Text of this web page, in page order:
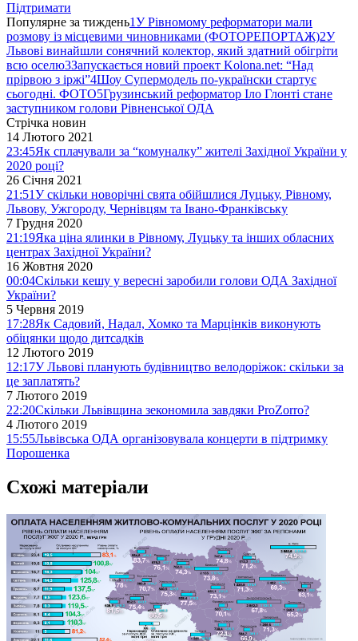
Підтримати
Популярне за тиждень1У Рівномому реформатори мали
розмову із місцевими чиновниками (ФОТОРЕПОРТАЖ)2У
Львові винайшли сонячний колектор, який здатний обігріти
всю оселю3Запускається новий проект Kolona.net: “Над
прірвою з іржі”4Шоу Супермодель по-українски стартує
сьогодні. ФОТО5Грузинський реформатор Іло Глонті стане
заступником голови Рівненської ОДА
Стрічка новин
14 Лютого 2021
23:45Як сплачували за “комуналку” жителі Західної України у
2020 році?
26 Січня 2021
21:51У скільки новорічні свята обійшлися Луцьку, Рівному,
Львову, Ужгороду, Чернівцям та Івано-Франківську
7 Грудня 2020
21:19Яка ціна ялинки в Рівному, Луцьку та інших обласних
центрах Західної України?
16 Жовтня 2020
00:04Скільки кешу у вересні заробили голови ОДА Західної
України?
5 Червня 2019
17:28Як Садовий, Надал, Хомко та Марцінків виконують
обіцянки щодо дитсадків
12 Лютого 2019
12:17У Львові планують будівництво велодоріжок: скільки за
це заплатять?
7 Лютого 2019
22:20Скільки Львівщина зекономила завдяки ProZorro?
4 Лютого 2019
15:55Львівська ОДА організовувала концерти в підтримку
Порошенка
Схожі матеріали